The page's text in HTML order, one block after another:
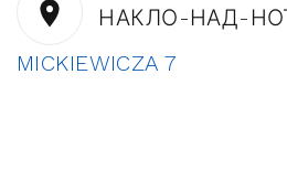
НАКЛО-НАД-
MICKIEWICZA 7